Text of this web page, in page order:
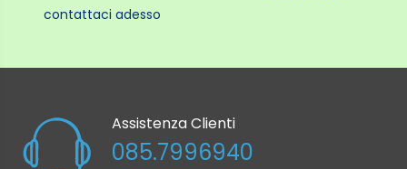
contattaci adesso
Assistenza Clienti
085.7996940